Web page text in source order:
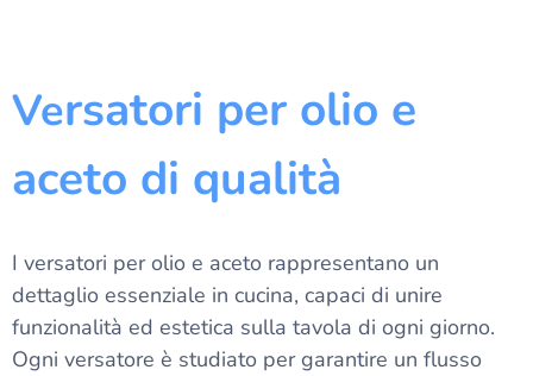
Versatori per olio e
aceto di qualità
I versatori per olio e aceto rappresentano un
dettaglio essenziale in cucina, capaci di unire
funzionalità ed estetica sulla tavola di ogni giorno.
Ogni versatore è studiato per garantire un flusso